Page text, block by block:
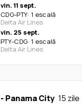
vin. 11 sept.
CDG-PTY· 1 escală
Delta Air Lines
vin. 25 sept.
PTY-CDG· 1 escală
Delta Air Lines
- Panama City 15 zile